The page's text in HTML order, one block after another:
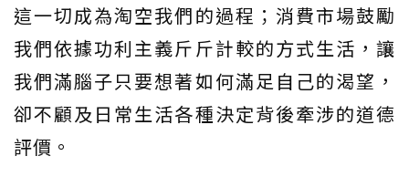
這一切成為淘空我們的過程；消費市場鼓勵
我們依據功利主義斤斤計較的方式生活，讓
我們滿腦子只要想著如何滿足自己的渴望，
卻不顧及日常生活各種決定背後牽涉的道德
評價。